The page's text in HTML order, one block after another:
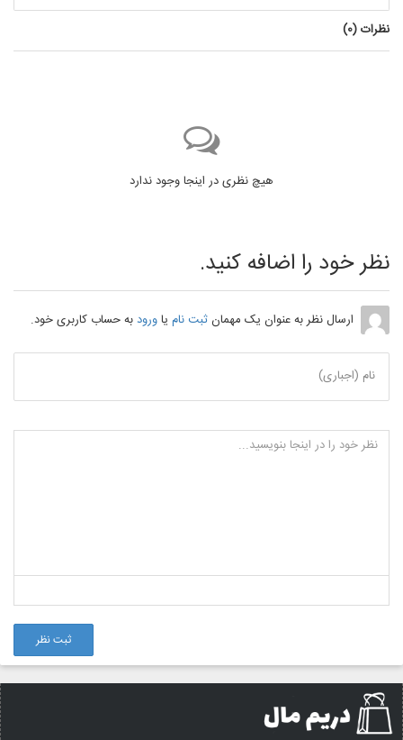
نظرات (0
)
هیچ نظری در اینجا وجود ندارد
نظر خود را اضافه کنید.
ارسال نظر به عنوان یک مهمانثبت نام یاورودبه حساب کاربری خود.
نام (اجباری)
ثبت نظر